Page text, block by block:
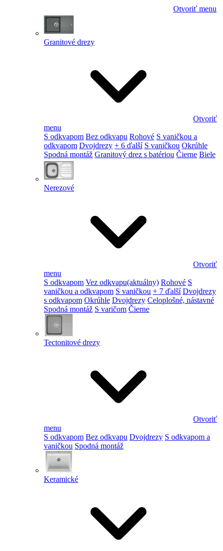
Otvoriť menu
Granitové drezy
Otvoriť
menu
S odkvapom Bez odkvapu Rohové S vaničkou a
odkvapom Dvojdrezy + 6 ďalší S vaničkou Okrúhle
Spodná montáž Granitový drez s batériou Čierne Biele
Nerezové
Otvoriť
menu
S odkvapom Vez odkvapu(aktuálny) Rohové S
vaničkou a odkvapom S vaničkou + 7 ďalší Dvojdrezy
s odkvapom Okrúhle Dvojdrezy Celoplošné, nástavné
Spodná montáž S varičom Čierne
Tectonitové drezy
Otvoriť
menu
S odkvapom Bez odkvapu Dvojdrezy S odkvapom a
vaničkou Spodná montáž
Keramické